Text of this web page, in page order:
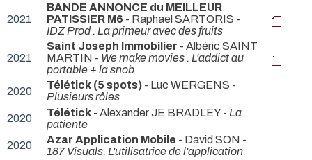
2021
BANDE ANNONCE du MEILLEUR
PATISSIER M6 - Raphael SARTORIS -
IDZ Prod . La primeur avec des fruits
2021
Saint Joseph Immobilier - Albéric SAINT
MARTIN - We make movies . L'addict au
portable + la snob
2020
Télétick (5 spots) - Luc WERGENS -
Plusieurs rôles
2020
Télétick - Alexander JE BRADLEY - La
patiente
2020
Azar Application Mobile - David SON -
187 Visuals. L'utilisatrice de l'application